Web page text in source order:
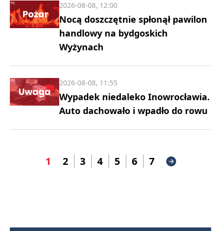
Nocą doszczętnie spłonął pawilon
handlowy na bydgoskich
Wyżynach
2026-08-08, 12:00
Wypadek niedaleko Inowrocławia.
Auto dachowało i wpadło do rowu
2026-08-08, 11:55
1 2 3 4 5 6 7